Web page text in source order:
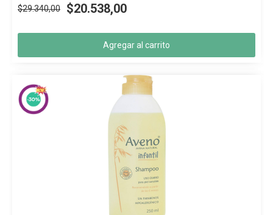
$29.340,00 $20.538,00
Agregar al carrito